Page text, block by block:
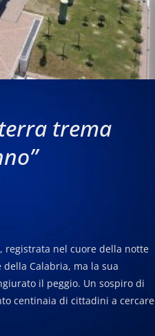
trema
registrata nel cuore della notte
Calabria, ma la sua
il peggio. Un sospiro di
centinaia di cittadini a cercare